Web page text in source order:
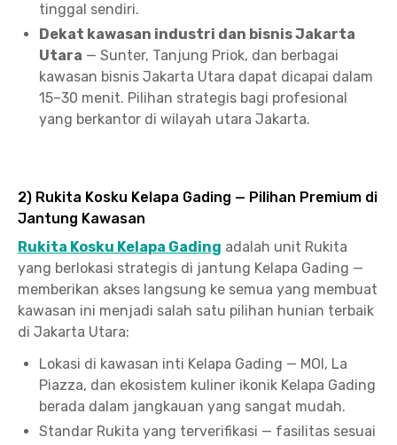
tinggal sendiri.
Dekat kawasan industri dan bisnis Jakarta
Utara — Sunter, Tanjung Priok, dan berbagai
kawasan bisnis Jakarta Utara dapat dicapai dalam
15–30 menit. Pilihan strategis bagi profesional
yang berkantor di wilayah utara Jakarta.
2) Rukita Kosku Kelapa Gading — Pilihan Premium di
Jantung Kawasan
Rukita Kosku Kelapa Gading adalah unit Rukita
yang berlokasi strategis di jantung Kelapa Gading —
memberikan akses langsung ke semua yang membuat
kawasan ini menjadi salah satu pilihan hunian terbaik
di Jakarta Utara:
Lokasi di kawasan inti Kelapa Gading — MOI, La
Piazza, dan ekosistem kuliner ikonik Kelapa Gading
berada dalam jangkauan yang sangat mudah.
Standar Rukita yang terverifikasi — fasilitas sesuai